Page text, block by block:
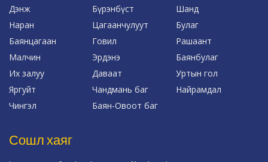
Дэнж
Бүрэнбүст
Шанд
Наран
Цагаанчулуут
Булаг
Баянцагаан
Говил
Рашаант
Малчин
Эрдэнэ
Баянбулаг
Их залуу
Даваат
Уртын гол
Яргуйт
Чандмань баг
Найрамдал
Чингэл
Баян-Овоот баг
Сошл хаяг